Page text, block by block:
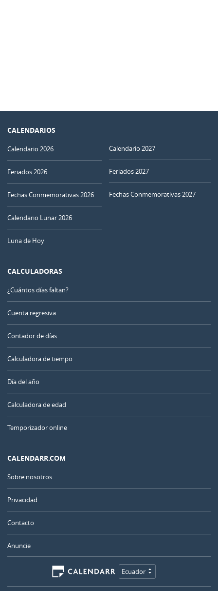
CALENDARIOS
Calendario 2026
Feriados 2026
Fechas Conmemorativas 2026
Calendario Lunar 2026
Luna de Hoy
Calendario 2027
Feriados 2027
Fechas Conmemorativas 2027
CALCULADORAS
¿Cuántos días faltan?
Cuenta regresiva
Contador de días
Calculadora de tiempo
Día del año
Calculadora de edad
Temporizador online
CALENDARR.COM
Sobre nosotros
Privacidad
Contacto
Anuncie
Ecuador